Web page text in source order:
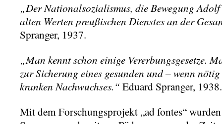
„Der Nationalsozialismus, die Bewegung
alten Werten preußischen Dienstes an der
Spranger, 1937.
„Man kennt schon einige Vererbungsgesetze.
zur Sicherung eines gesunden und – wenn
kranken Nachwuchses.“ Eduard Spranger, 1938.
Mit dem Forschungsprojekt „ad fontes“